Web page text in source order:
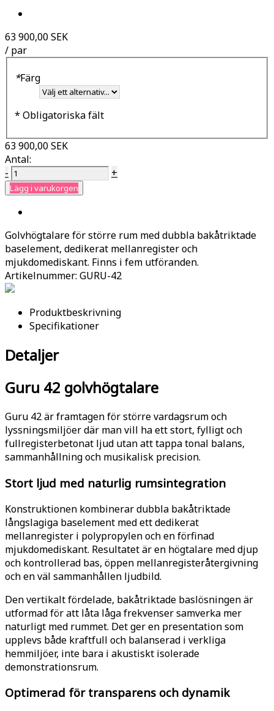
63 900,00 SEK
/ par
*Färg
* Obligatoriska fält
63 900,00 SEK
Antal:
-
+
Lägg i varukorgen
Golvhögtalare för större rum med dubbla bakåtriktade
baselement, dedikerat mellanregister och
mjukdomediskant. Finns i fem utföranden.
Artikelnummer: GURU-42
Produktbeskrivning
Specifikationer
Detaljer
Guru 42 golvhögtalare
Guru 42 är framtagen för större vardagsrum och
lyssningsmiljöer där man vill ha ett stort, fylligt och
fullregisterbetonat ljud utan att tappa tonal balans,
sammanhållning och musikalisk precision.
Stort ljud med naturlig rumsintegration
Konstruktionen kombinerar dubbla bakåtriktade
långslagiga baselement med ett dedikerat
mellanregister i polypropylen och en förfinad
mjukdomediskant. Resultatet är en högtalare med djup
och kontrollerad bas, öppen mellanregisteråtergivning
och en väl sammanhållen ljudbild.
Den vertikalt fördelade, bakåtriktade baslösningen är
utformad för att låta låga frekvenser samverka mer
naturligt med rummet. Det ger en presentation som
upplevs både kraftfull och balanserad i verkliga
hemmiljöer, inte bara i akustiskt isolerade
demonstrationsrum.
Optimerad för transparens och dynamik